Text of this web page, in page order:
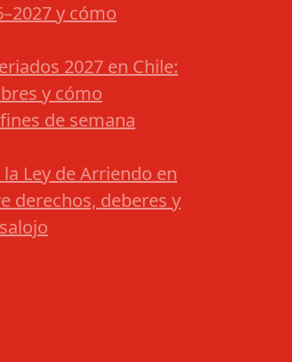
y cómo
2027 en Chile:
y cómo
de semana
Ley de Arriendo en
derechos, deberes y